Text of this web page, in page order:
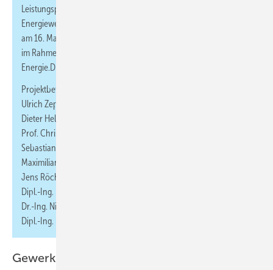
Leistungsphasen eines Bauprojektes für das Erreichen der
Energiewende hat, veranschaulichten die beteiligten Fachleute
am 16. Mai 2023 vor rund 80 Planern, Betreibern und Investoren
im Rahmen des Expertenforums Forschungsprojekt
Energie.Digital in der „Viega World“.
Projektbeteiligte sind (v. l. n. r.):
Ulrich Zeppenfeldt (Viega),
Dieter Hellekes (Viega),
Prof. Christoph van Treeck (RWTH Aachen University),
Sebastian Herkel (Fraunhofer ISE),
Maximilian Zbocna (Viega),
Jens Röcher (Viega),
Dipl.-Ing. Nicolas Réhault (Fraunhofer ISE),
Dr.-Ing. Nicolas Pauen (RWTH Aachen University und
Dipl.-Ing. Dominik Schlütter (RWTH Aachen University).
Gewerkeübergreifend auseinandersetzen